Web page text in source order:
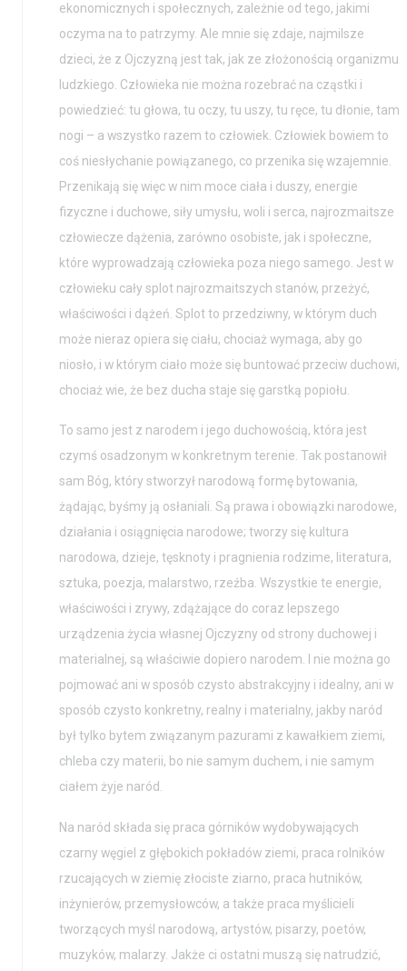
ekonomicznych i społecznych, zależnie od tego, jakimi
oczyma na to patrzymy. Ale mnie się zdaje, najmilsze
dzieci, że z Ojczyzną jest tak, jak ze złożonością organizmu
ludzkiego. Człowieka nie można rozebrać na cząstki i
powiedzieć: tu głowa, tu oczy, tu uszy, tu ręce, tu dłonie, tam
nogi – a wszystko razem to człowiek. Człowiek bowiem to
coś niesłychanie powiązanego, co przenika się wzajemnie.
Przenikają się więc w nim moce ciała i duszy, energie
fizyczne i duchowe, siły umysłu, woli i serca, najrozmaitsze
człowiecze dążenia, zarówno osobiste, jak i społeczne,
które wyprowadzają człowieka poza niego samego. Jest w
człowieku cały splot najrozmaitszych stanów, przeżyć,
właściwości i dążeń. Splot to przedziwny, w którym duch
może nieraz opiera się ciału, chociaż wymaga, aby go
niosło, i w którym ciało może się buntować przeciw duchowi,
chociaż wie, że bez ducha staje się garstką popiołu.
To samo jest z narodem i jego duchowością, która jest
czymś osadzonym w konkretnym terenie. Tak postanowił
sam Bóg, który stworzył narodową formę bytowania,
żądając, byśmy ją osłaniali. Są prawa i obowiązki narodowe,
działania i osiągnięcia narodowe; tworzy się kultura
narodowa, dzieje, tęsknoty i pragnienia rodzime, literatura,
sztuka, poezja, malarstwo, rzeźba. Wszystkie te energie,
właściwości i zrywy, zdążające do coraz lepszego
urządzenia życia własnej Ojczyzny od strony duchowej i
materialnej, są właściwie dopiero narodem. I nie można go
pojmować ani w sposób czysto abstrakcyjny i idealny, ani w
sposób czysto konkretny, realny i materialny, jakby naród
był tylko bytem związanym pazurami z kawałkiem ziemi,
chleba czy materii, bo nie samym duchem, i nie samym
ciałem żyje naród.
Na naród składa się praca górników wydobywających
czarny węgiel z głębokich pokładów ziemi, praca rolników
rzucających w ziemię złociste ziarno, praca hutników,
inżynierów, przemysłowców, a także praca myślicieli
tworzących myśl narodową, artystów, pisarzy, poetów,
muzyków, malarzy. Jakże ci ostatni muszą się natrudzić,